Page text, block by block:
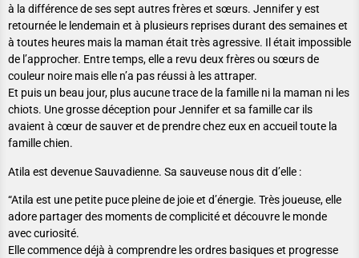
à la différence de ses sept autres frères et sœurs. Jennifer y est
retournée le lendemain et à plusieurs reprises durant des semaines et
à toutes heures mais la maman était très agressive. Il était impossible
de l’approcher. Entre temps, elle a revu deux frères ou sœurs de
couleur noire mais elle n’a pas réussi à les attraper.
Et puis un beau jour, plus aucune trace de la famille ni la maman ni les
chiots. Une grosse déception pour Jennifer et sa famille car ils
avaient à cœur de sauver et de prendre chez eux en accueil toute la
famille chien.
Atila est devenue Sauvadienne. Sa sauveuse nous dit d’elle :
“Atila est une petite puce pleine de joie et d’énergie. Très joueuse, elle
adore partager des moments de complicité et découvre le monde
avec curiosité.
Elle commence déjà à comprendre les ordres basiques et progresse